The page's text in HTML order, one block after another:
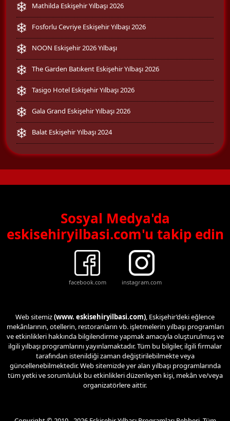
Mathilda Eskişehir Yılbaşı 2026
Fosforlu Cevriye Eskişehir Yılbaşı 2026
NOON Eskişehir 2026 Yılbaşı
The Garden Batıkent Eskişehir Yılbaşı 2026
Tasigo Hotel Eskişehir Yılbaşı 2026
Gala Grand Eskişehir Yılbaşı 2026
Balat Eskişehir Yılbaşı 2024
Sosyal Medya'da
eskisehiryilbasi.com'u takip edin
facebook.com instagram.com
Web sitemiz(www. eskisehiryilbasi.com), Eskişehir’deki eğlence
mekânlarının, otellerin, restoranların vb. işletmelerin yılbaşı programları
ve etkinlikleri hakkında bilgilendirme yapmak amacıyla oluşturulmuş ve
ilgili yılbaşı programlarını yayınlamaktadır. Tüm bu bilgiler, ilgili firmalar
tarafından istenildiği zaman değiştirilebilmekte veya
güncellenebilmektedir. Web sitemizde yer alan yılbaşı programlarında
tüm yetki ve sorumluluk bu etkinlikleri düzenleyen kişi, mekân ve/veya
organizatörlere aittir.